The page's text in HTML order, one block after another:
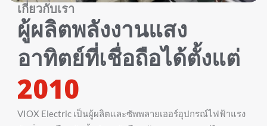
เกี่ยวกับเรา
ผู้ผลิตพลังงานแสง
อาทิตย์ที่เชื่อถือได้ตั้งแต่
2010
VIOX Electric เป็นผู้ผลิตและซัพพลายเออร์อุปกรณ์ไฟฟ้าแรง